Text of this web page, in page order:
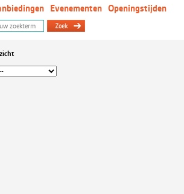
Evenementen Openingstijden